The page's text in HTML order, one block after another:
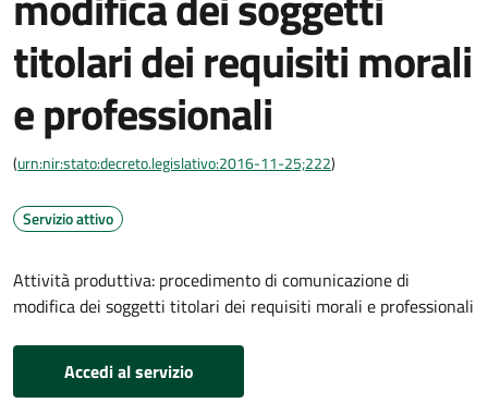
titolari dei requisiti morali
e professionali
(urn:nir:stato:decreto.legislativo:2016-11-25;222)
Servizio attivo
Attività produttiva: procedimento di comunicazione di
modifica dei soggetti titolari dei requisiti morali e professionali
Accedi al servizio